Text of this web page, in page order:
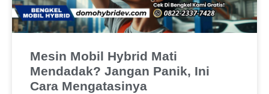
Mesin Mobil Hybrid Mati
Mendadak? Jangan Panik, Ini
Cara Mengatasinya